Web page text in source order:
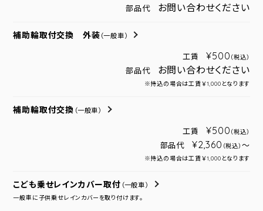
部品代 お問い合わせください
補助輪取付交換 外装 （一般車）
工賃 ¥500 （税込）
部品代 お問い合わせください
※持込の場合は工賃￥1,000となります
補助輪取付交換 （一般車）
工賃 ¥500 （税込）
部品代 ¥2,360 （税込） ～
※持込の場合は工賃￥1,000となります
こども乗せレインカバー取付 （一般車）
一般車に子供乗せレインカバーを取り付けます。